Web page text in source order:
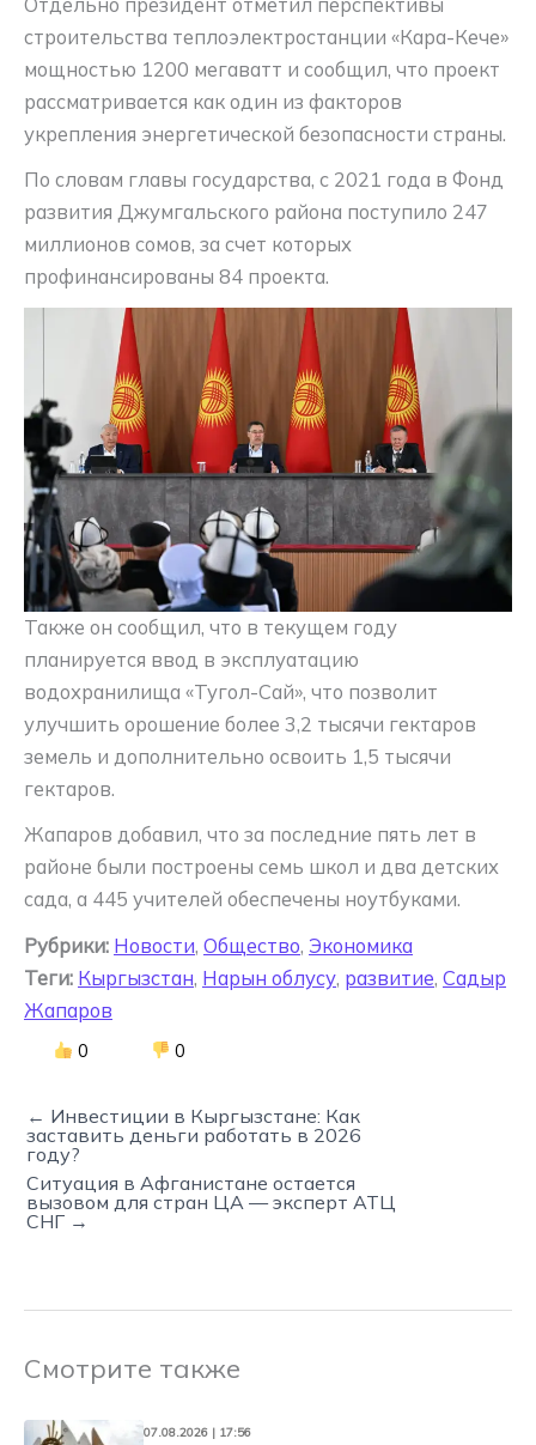
строительства теплоэлектростанции «Кара-Кече»
мощностью 1200 мегаватт и сообщил, что проект
рассматривается как один из факторов
укрепления энергетической безопасности страны.
По словам главы государства, с 2021 года в Фонд
развития Джумгальского района поступило 247
миллионов сомов, за счет которых
профинансированы 84 проекта.
Также он сообщил, что в текущем году
планируется ввод в эксплуатацию
водохранилища «Тугол-Сай», что позволит
улучшить орошение более 3,2 тысячи гектаров
земель и дополнительно освоить 1,5 тысячи
гектаров.
Жапаров добавил, что за последние пять лет в
районе были построены семь школ и два детских
сада, а 445 учителей обеспечены ноутбуками.
Рубрики: Новости, Общество, Экономика
Теги: Кыргызстан, Нарын облусу, развитие, Садыр
Жапаров
0 0
← Инвестиции в Кыргызстане: Как
заставить деньги работать в 2026
году?
Ситуация в Афганистане остается
вызовом для стран ЦА — эксперт АТЦ
СНГ →
Смотрите также
07.08.2026 | 17:56